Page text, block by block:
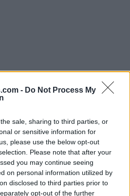
- Do Not Process My
sale, sharing to third parties, or
or sensitive information for
please use the below opt-out
Please note that after your
you may continue seeing
on personal information utilized by
disclosed to third parties prior to
opt-out of the further
Celtic Football Club 2026-27
del Celtic en la Copa de
los clásicos aros verdes y
dorados.